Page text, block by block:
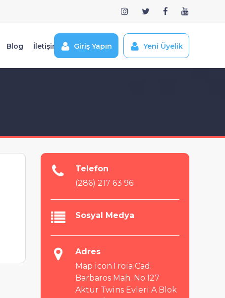
Blog İletişim Giriş Yapın Yeni Üyelik
Telefon
(286) 217 63 96
Sosyal Medya
Adres
Map iconTroia Cad.
Barbaros Mah. No:127
Aktur Twins Evleri A Blok